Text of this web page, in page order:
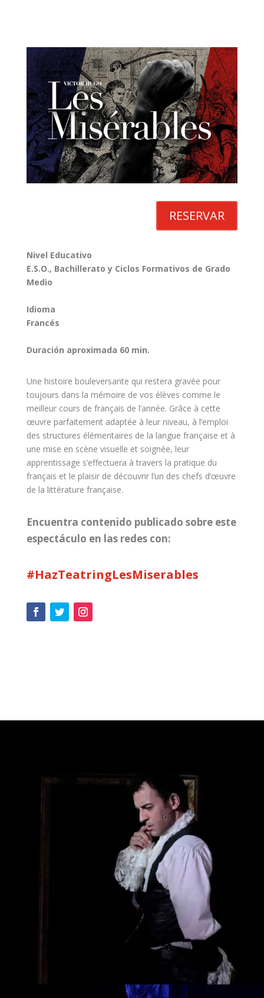
RESERVAR
Nivel Educativo
E.S.O., Bachillerato y Ciclos Formativos de Grado
Medio
Idioma
Francés
Duración aproximada 60 min.
Une histoire bouleversante qui restera gravée pour
toujours dans la mémoire de vos élèves comme le
meilleur cours de français de l’année. Grâce à cette
œuvre parfaitement adaptée à leur niveau, à l’emploi
des structures élémentaires de la langue française et à
une mise en scène visuelle et soignée, leur
apprentissage s’effectuera à travers la pratique du
français et le plaisir de découvrir l’un des chefs d’œuvre
de la littérature française.
Encuentra contenido publicado sobre este
espectáculo en las redes con:
#HazTeatringLesMiserables